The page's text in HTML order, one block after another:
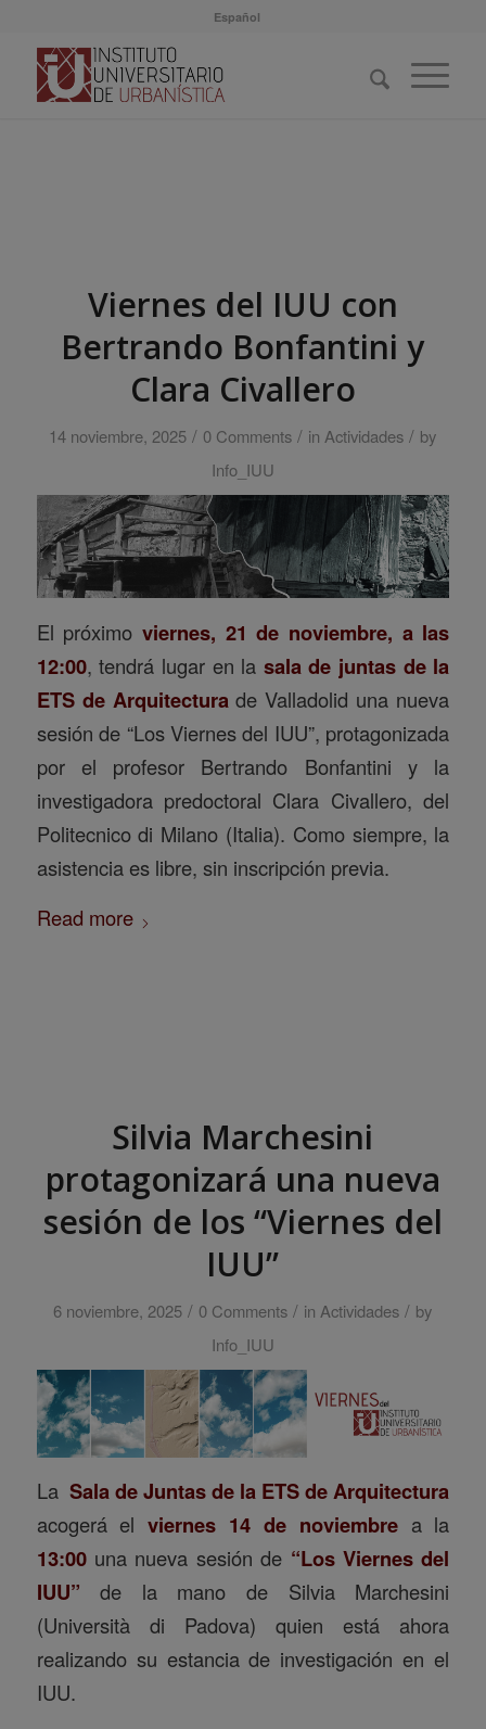
Español
Viernes del IUU con
Bertrando Bonfantini y
Clara Civallero
14 noviembre, 2025 / 0 Comments / in Actividades / by
Info_IUU
El próximo viernes, 21 de noviembre, a las
12:00, tendrá lugar en la sala de juntas de la
ETS de Arquitectura de Valladolid una nueva
sesión de “Los Viernes del IUU”, protagonizada
por el profesor Bertrando Bonfantini y la
investigadora predoctoral Clara Civallero, del
Politecnico di Milano (Italia). Como siempre, la
asistencia es libre, sin inscripción previa.
Read more
Silvia Marchesini
protagonizará una nueva
sesión de los “Viernes del
IUU”
6 noviembre, 2025 / 0 Comments / inActividades / by
Info_IUU
La Sala de Juntas de la ETS de Arquitectura
acogerá elviernes 14 de noviembrea la
13:00 una nueva sesión de “Los Viernes del
IUU” de la mano de Silvia Marchesini
(Università di Padova) quien está ahora
realizando su estancia de investigación en el
IUU.